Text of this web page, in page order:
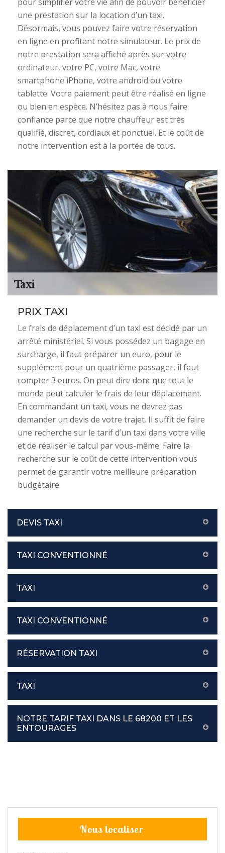
une prestation sur la location d’un taxi.
Désormais, vous pouvez faire votre réservation
en ligne en profitant notre simulateur. Le prix de
notre prestation sera affiché après sur votre
ordinateur, votre PC, votre Mac, votre
smartphone iPhone, votre android ou votre
tablette. Votre paiement peut être réalisé en ligne
ou bien en espèce. N’hésitez pas à nous faire
confiance parce que notre chauffeur est très
qualifié, discret, cordiaux et ponctuel. Et le coût de
notre intervention est à la portée de tous.
PRIX TAXI
Le frais de déplacement d’un taxi est décidé par un
arrêté ministériel. Si vous possédez un bagage en
surcharge, il faut préparer un euro, pour le
supplément pour un quatrième passager, il faut
compter 3 euros. On peut dire donc que tout le
monde peut calculer le frais de leur déplacement.
En commandant un taxi, vous ne devrez pas
demander un devis de votre trajet. Il suffit de faire
une recherche sur le tarif d’un taxi dans votre ville
et de réaliser le calcul par vous-même. Faire la
recherche sur le coût de cette intervention vous
permet de garantir votre meilleure préparation
budgétaire.
DEVIS TAXI
TAXI CONVENTIONNÉ
TAXI
TAXI CONVENTIONNÉ
RÉSERVATION TAXI
TAXI
NOTRE TARIF TAXI DANS LE 68200 ET LES
ENTOURAGES
Nous localiser